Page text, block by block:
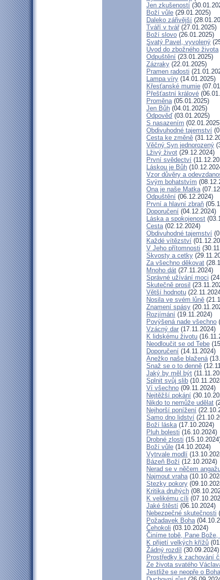
Jen zkušeností
Boží vůle (29.01.2025)
Daleko zářivější
Tváří v tvář(27.01.2025)
Boží slovo (26.01.2025)
Svatý Pavel, vyvolený
Úvod do zbožného života
Odpuštění (23.01.2025)
Zázraky (22.01.2025)
Pramen radosti
Lampa víry (14.01.2025)
Křesťanské mumie
Přešťastní králové
Proměna(05.01.2025)
Jen Bůh (04.01.2025)
Odpověď (03.01.2025)
S nasazením
Obdivuhodné tajemství
Cesta ke změně
Věčný Syn jednorozený
Lživý život (29.12.2024)
První svědectví
Láskou je Bůh
Vzor důvěry a
Svým bohatstvím
Ona je naše Matka
Odpuštění (06.12.2024)
První a hlavní zbraň
Doporučení (04.12.2024)
Láska a spokojenost
Cesta(02.12.2024)
Obdivuhodné tajemství
Každé vítězství
V Jeho přítomnosti
Skvosty a cetky
Za všechno děkovat
Mnoho dát (27.11.2024)
Správné užívání moci
Skutečně prosil
Větší hodnotu
Nosila ve svém lůně
Znamení spásy
Rozjímání (19.11.2024)
Povýšená nade všechno
Vzácný dar (17.11.2024)
K lidskému životu
Neodloučit se od Tebe
Doporučení (14.11.2024)
Anežko naše blažená
Snaž se o to denně
Jaký by měl být
Splnit svůj slib
Ví všechno (09.11.2024)
Nejtěžší pokání
Nikdo to nemůže udělat
Nejhorší ponížení
Samo dno lidství
Boží láska(17.10.2024)
Pluh bolesti (16.10.2024)
Drobné zlosti
Boží vůle (14.10.2024)
Vytrvale modlí
Bázeň Boží (12.10.2024)
Nerad se v něčem
Najmout vraha
Stezky pokory
Kritika druhých
K velikému cíli
Jaké štěstí (06.10.2024)
Nebezpečné skutečnosti
Požadavek Boha
Čehokoli (03.10.2024)
Činíme tobě, Pane
K přijetí velkých křížů
Žádný rozdíl (30.09.2024)
Prostředky k zachování
Ze života svatého
Jestliže se neopře o Boha